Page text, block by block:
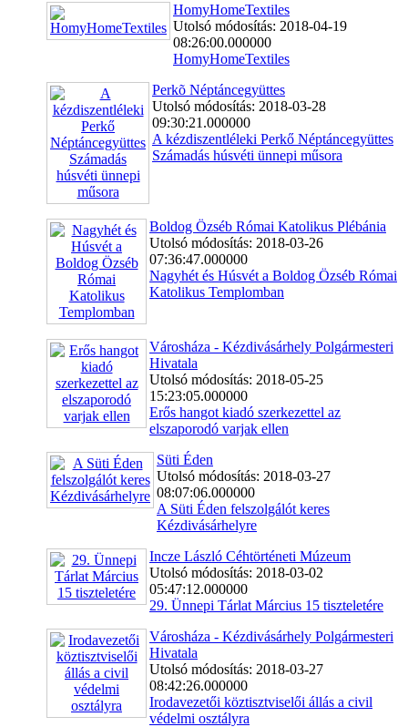
HomyHomeTextiles
Utolsó módosítás: 2018-04-19
08:26:00.000000
HomyHomeTextiles
Perkõ Néptáncegyüttes
Utolsó módosítás: 2018-03-28
09:30:21.000000
A kézdiszentléleki Perkő Néptáncegyüttes
Számadás húsvéti ünnepi műsora
Boldog Özséb Római Katolikus Plébánia
Utolsó módosítás: 2018-03-26
07:36:47.000000
Nagyhét és Húsvét a Boldog Özséb Római
Katolikus Templomban
Városháza - Kézdivásárhely Polgármesteri
Hivatala
Utolsó módosítás: 2018-05-25
15:23:05.000000
Erős hangot kiadó szerkezettel az
elszaporodó varjak ellen
Süti Éden
Utolsó módosítás: 2018-03-27
08:07:06.000000
A Süti Éden felszolgálót keres
Kézdivásárhelyre
Incze László Céhtörténeti Múzeum
Utolsó módosítás: 2018-03-02
05:47:12.000000
29. Ünnepi Tárlat Március 15 tiszteletére
Városháza - Kézdivásárhely Polgármesteri
Hivatala
Utolsó módosítás: 2018-03-27
08:42:26.000000
Irodavezetői köztisztviselői állás a civil
védelmi osztályra